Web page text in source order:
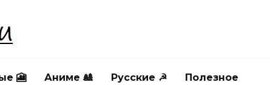
🎦 Аниме 🎎 Русские ☭ Полезное